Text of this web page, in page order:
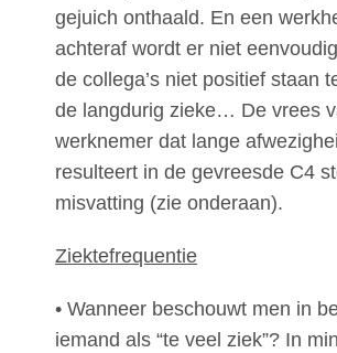
gejuich onthaald. En een
achteraf wordt er niet
de collega’s niet positief staan
de langdurig zieke… De vrees
werknemer dat lange
resulteert in de gevreesde C4
misvatting (zie onderaan).
Ziektefrequentie
• Wanneer beschouwt men in
iemand als “te veel ziek”? In